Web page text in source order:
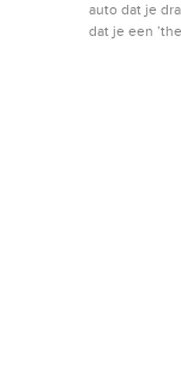
auto dat je
dat je een